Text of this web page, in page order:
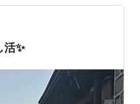
歩いておかゆの店に
、地図が苦手なワタ
✨